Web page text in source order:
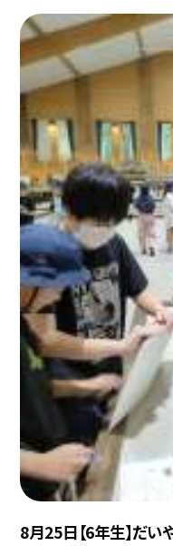
8月25日【6年生】だ